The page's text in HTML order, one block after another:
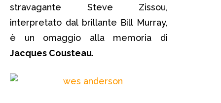
stravagante Steve Zissou,
interpretato dal brillante Bill Murray,
è un omaggio alla memoria di
Jacques Cousteau.